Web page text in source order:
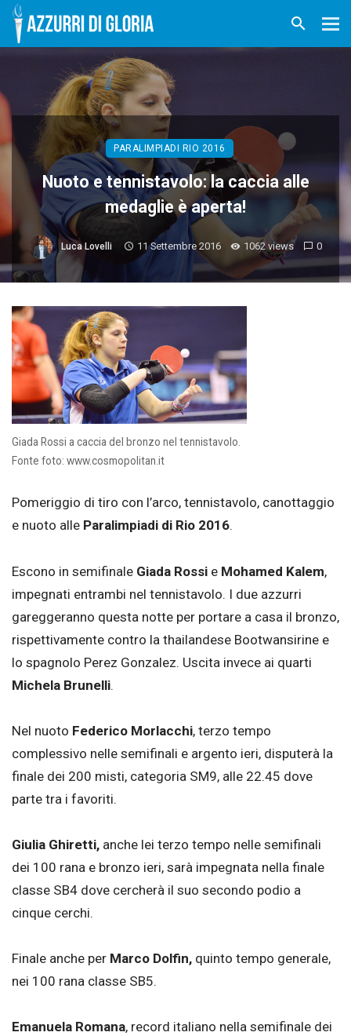
PARALIMPIADI RIO 2016
Nuoto e tennistavolo: la caccia alle
medaglie è aperta!
Luca Lovelli 11 Settembre 2016 1062 views 0
Giada Rossi a caccia del bronzo nel tennistavolo.
Fonte foto: www.cosmopolitan.it
Pomeriggio di tiro con l’arco, tennistavolo, canottaggio
e nuoto alle Paralimpiadi di Rio 2016.
Escono in semifinale Giada Rossi e Mohamed Kalem,
impegnati entrambi nel tennistavolo. I due azzurri
gareggeranno questa notte per portare a casa il bronzo,
rispettivamente contro la thailandese Bootwansirine e
lo spagnolo Perez Gonzalez. Uscita invece ai quarti
Michela Brunelli.
Nel nuoto Federico Morlacchi, terzo tempo
complessivo nelle semifinali e argento ieri, disputerà la
finale dei 200 misti, categoria SM9, alle 22.45 dove
parte tra i favoriti.
Giulia Ghiretti, anche lei terzo tempo nelle semifinali
dei 100 rana e bronzo ieri, sarà impegnata nella finale
classe SB4 dove cercherà il suo secondo podio a
cinque cerchi.
Finale anche per Marco Dolfin, quinto tempo generale,
nei 100 rana classe SB5.
Emanuela Romana, record italiano nella semifinale dei